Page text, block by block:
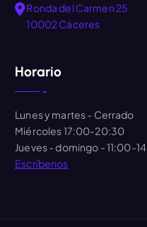
Ronda del Carmen 25
10002 Cáceres
Horario
Lunes y martes- Cerrado
Miércoles17:00-20:30
Jueves - domingo - 11:00-
Escríbenos